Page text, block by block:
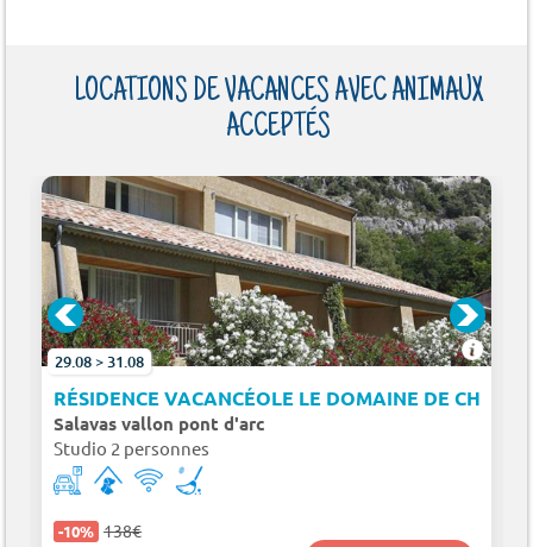
LOCATIONS DE VACANCES AVEC ANIMAUX
ACCEPTÉS
29.08 > 31.08
RÉSIDENCE VACANCÉOLE LE DOMAINE DE CHAMES
Salavas vallon pont d'arc
Studio 2 personnes
-10% 138€